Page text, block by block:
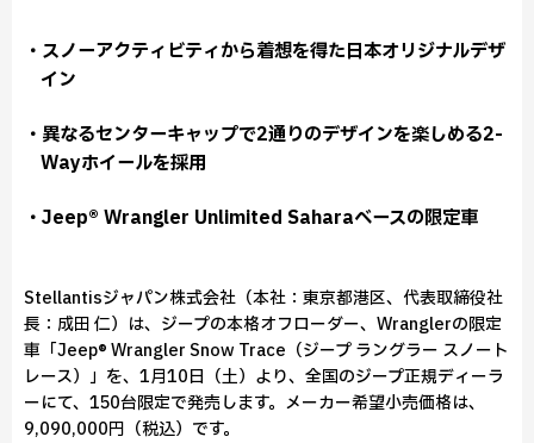
・スノーアクティビティから着想を得た日本オリジナルデザ
イン
・異なるセンターキャップで2通りのデザインを楽しめる2-
Wayホイールを採用
・Jeep® Wrangler Unlimited Saharaベースの限定車
Stellantisジャパン株式会社（本社：東京都港区、代表取締役社
長：成田 仁）は、ジープの本格オフローダー、Wranglerの限定
車「Jeep® Wrangler Snow Trace（ジープ ラングラー スノート
レース）」を、1月10日（土）より、全国のジープ正規ディーラ
ーにて、150台限定で発売します。メーカー希望小売価格は、
9,090,000円（税込）です。